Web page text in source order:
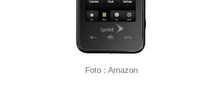
Foto : Amazon